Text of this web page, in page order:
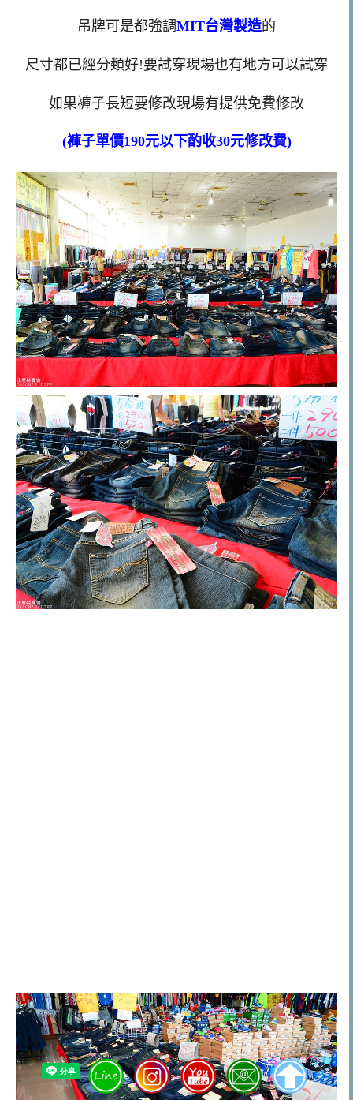
吊牌可是都強調MIT台灣製造的
尺寸都已經分類好!要試穿現場也有地方可以試穿
如果褲子長短要修改現場有提供免費修改
(褲子單價190元以下酌收30元修改費)